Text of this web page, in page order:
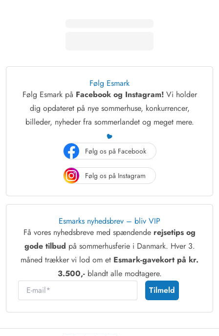
Følg Esmark
Følg Esmark på Facebook og Instagram!Vi holder
dig opdateret på nye sommerhuse, konkurrencer,
billeder, nyheder fra sommerlandet og meget mere.
Følg os på Facebook
Følg os på Instagram
Esmarks nyhedsbrev – bliv VIP
Få vores nyhedsbreve med spændende rejsetips og
gode tilbud på sommerhusferie i Danmark. Hver 3.
måned trækker vi lod om et Esmark-gavekort på kr.
3.500,-blandt alle modtagere.
E-mail
Tilmeld